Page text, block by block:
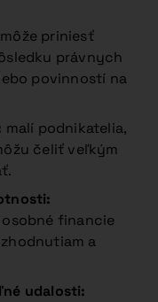
priniesť
právnych
povinností na
malí podnikatelia,
čeliť veľkým
financie
a
udalosti: